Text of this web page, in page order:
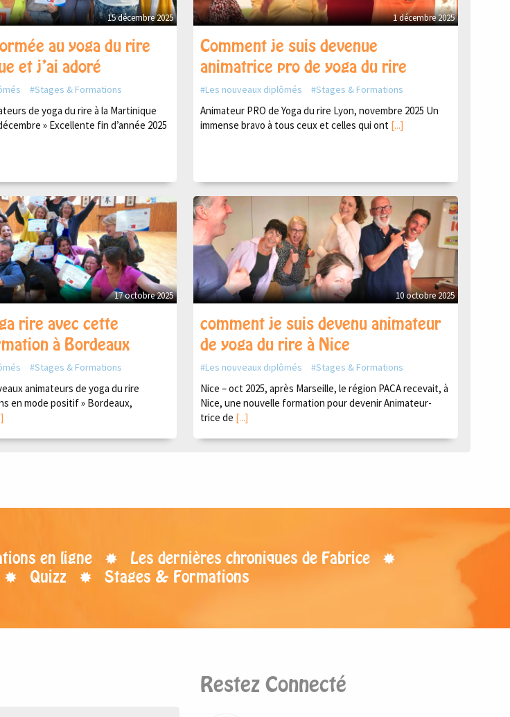
15 décembre 2025
au yoga du rire
et j’ai adoré
Stages & Formations
de yoga du rire à la Martinique
» Excellente fin d’année 2025
1 décembre 2025
Comment je suis devenue
animatrice pro de yoga du rire
Les nouveaux diplômés Stages & Formations
Animateur PRO de Yoga du rire Lyon, novembre 2025 Un
immense bravo à tous ceux et celles qui ont [...]
17 octobre 2025
rire avec cette
à Bordeaux
Stages & Formations
animateurs de yoga du rire
en mode positif » Bordeaux,
10 octobre 2025
comment je suis devenu animateur
de yoga du rire à Nice
Les nouveaux diplômés Stages & Formations
Nice – oct 2025, après Marseille, le région PACA recevait, à
Nice, une nouvelle formation pour devenir Animateur-
trice de [...]
en ligne
Les dernières chroniques de Fabrice
Quizz Stages & Formations
Restez Connecté